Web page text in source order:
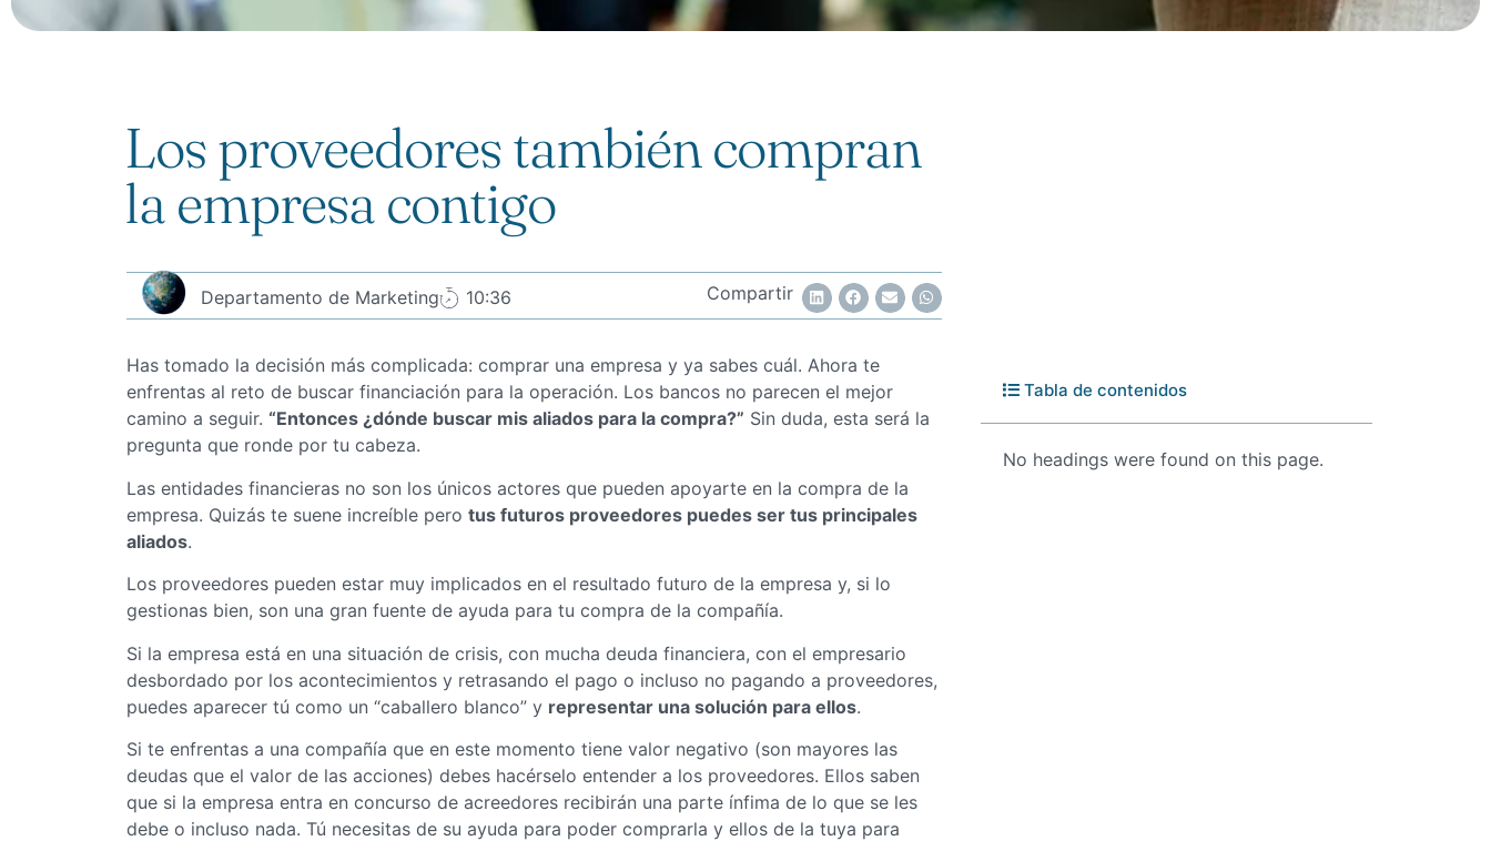
Los proveedores también compran
la empresa contigo
Departamento de Marketing 10:36 Compartir
Has tomado la decisión más complicada: comprar una empresa y ya sabes cuál. Ahora te
enfrentas al reto de buscar financiación para la operación. Los bancos no parecen el mejor
camino a seguir. “Entonces ¿dónde buscar mis aliados para la compra?” Sin duda, esta será la
pregunta que ronde por tu cabeza.
Las entidades financieras no son los únicos actores que pueden apoyarte en la compra de la
empresa. Quizás te suene increíble pero tus futuros proveedores puedes ser tus principales
aliados.
Los proveedores pueden estar muy implicados en el resultado futuro de la empresa y, si lo
gestionas bien, son una gran fuente de ayuda para tu compra de la compañía.
Si la empresa está en una situación de crisis, con mucha deuda financiera, con el empresario
desbordado por los acontecimientos y retrasando el pago o incluso no pagando a proveedores,
puedes aparecer tú como un “caballero blanco” y representar una solución para ellos.
Si te enfrentas a una compañía que en este momento tiene valor negativo (son mayores las
deudas que el valor de las acciones) debes hacérselo entender a los proveedores. Ellos saben
que si la empresa entra en concurso de acreedores recibirán una parte ínfima de lo que se les
debe o incluso nada. Tú necesitas de su ayuda para poder comprarla y ellos de la tuya para
Tabla de contenidos
No headings were found on this page.